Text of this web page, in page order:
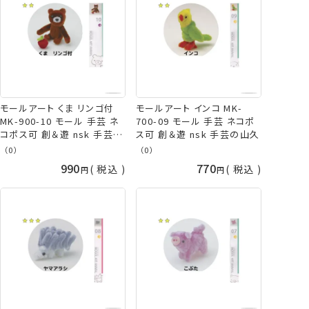
モールアート くま リンゴ付
MK-900-10 モール 手芸 ネ
コポス可 創＆遊 nsk 手芸の
山久
（0）
990 税込
モールアート インコ MK-
700-09 モール 手芸 ネコポ
ス可 創＆遊 nsk 手芸の山久
（0）
770 税込